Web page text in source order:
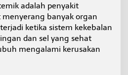
adalah penyakit
banyak organ
ketika sistem kekebalan
dan sel yang sehat
mengalami kerusakan